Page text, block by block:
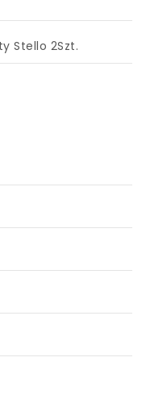
Stello 2Szt.